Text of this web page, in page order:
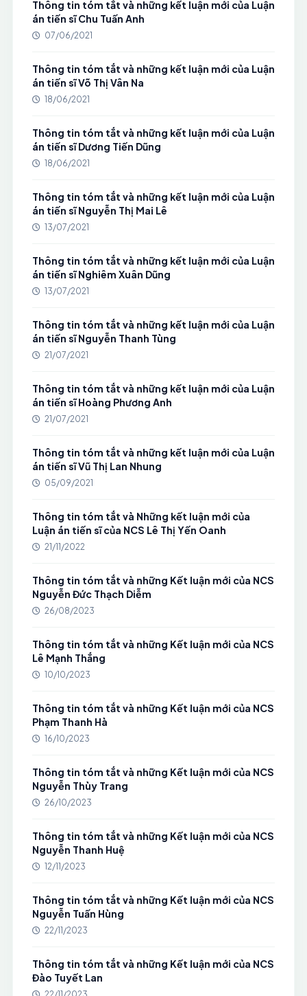
Thông tin tóm tắt và những kết luận mới của Luận
án tiến sĩ Chu Tuấn Anh
07/06/2021
Thông tin tóm tắt và những kết luận mới của Luận
án tiến sĩ Võ Thị Vân Na
18/06/2021
Thông tin tóm tắt và những kết luận mới của Luận
án tiến sĩ Dương Tiến Dũng
18/06/2021
Thông tin tóm tắt và những kết luận mới của Luận
án tiến sĩ Nguyễn Thị Mai Lê
13/07/2021
Thông tin tóm tắt và những kết luận mới của Luận
án tiến sĩ Nghiêm Xuân Dũng
13/07/2021
Thông tin tóm tắt và những kết luận mới của Luận
án tiến sĩ Nguyễn Thanh Tùng
21/07/2021
Thông tin tóm tắt và những kết luận mới của Luận
án tiến sĩ Hoàng Phương Anh
21/07/2021
Thông tin tóm tắt và những kết luận mới của Luận
án tiến sĩ Vũ Thị Lan Nhung
05/09/2021
Thông tin tóm tắt và Những kết luận mới của
Luận án tiến sĩ của NCS Lê Thị Yến Oanh
21/11/2022
Thông tin tóm tắt và những Kết luận mới của NCS
Nguyễn Đức Thạch Diễm
26/08/2023
Thông tin tóm tắt và những Kết luận mới của NCS
Lê Mạnh Thắng
10/10/2023
Thông tin tóm tắt và những Kết luận mới của NCS
Phạm Thanh Hà
16/10/2023
Thông tin tóm tắt và những Kết luận mới của NCS
Nguyễn Thùy Trang
26/10/2023
Thông tin tóm tắt và những Kết luận mới của NCS
Nguyễn Thanh Huệ
12/11/2023
Thông tin tóm tắt và những Kết luận mới của NCS
Nguyễn Tuấn Hùng
22/11/2023
Thông tin tóm tắt và những Kết luận mới của NCS
Đào Tuyết Lan